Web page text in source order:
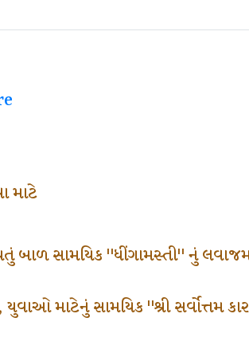
માટે
બાળ સામયિક "ધીંગામસ્તી" નું
માટેનું સામયિક "શ્રી સર્વોત્તમ
Class
વર્ગ.
ધોરણ 10 અને
અંગે રૂબરુ તથા
1000